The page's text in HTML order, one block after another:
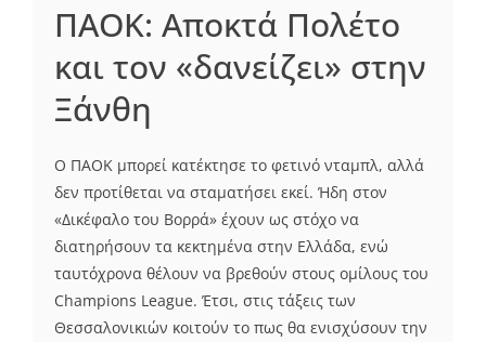
ΠΑΟΚ: Αποκτά Πολέτο
και τον «δανείζει» στην
Ξάνθη
Ο ΠΑΟΚ μπορεί κατέκτησε το φετινό νταμπλ, αλλά
δεν προτίθεται να σταματήσει εκεί. Ήδη στον
«Δικέφαλο του Βορρά» έχουν ως στόχο να
διατηρήσουν τα κεκτημένα στην Ελλάδα, ενώ
ταυτόχρονα θέλουν να βρεθούν στους ομίλους του
Champions League. Έτσι, στις τάξεις των
Θεσσαλονικιών κοιτούν το πως θα ενισχύσουν την